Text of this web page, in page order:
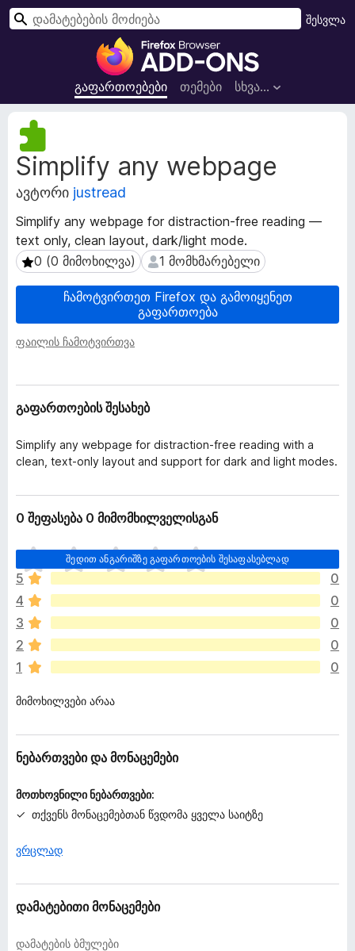
F
r
e
x
-
რ
ა
უ
ზ
ე
რ
ა
ტ
ე
ბ
გაფართოებები თემები სხვა…
შესვლა
ძ
Simplify any webpage
ავტორი justread
Simplify any webpage for distraction-free reading —
text only, clean layout, dark/light mode.
0 (0 მიმოხილვა)
0 (0 მიმოხილვა) 1 მომხმარებელი
1 მომხმარებელი
ჩამოტვირთეთ Firefox და გამოიყენეთ
გაფართოება
ფაილის ჩამოტვირთვა
გ
ა
ფ
ა
რ
ო
ე
ბ
ო
ნ
მ
ბ
ი
გაფართოების შესახებ
Simplify any webpage for distraction-free reading with a
clean, text-only layout and support for dark and light modes.
0 შეფასება 0 მიმომხილველისგან
შედით ანგარიშზე გაფართოების შესაფასებლად
ჯ
ე
რ
ა
რ
შ
ე
ფ
ს
ბ
უ
ა
5
0
4
0
3
0
2
0
1
0
მიმოხილვები არაა
ნებართვები და მონაცემები
მოთხოვნილი ნებართვები:
თქვენს მონაცემებთან წვდომა ყველა საიტზე
ვრცლად
დამატებითი მონაცემები
დამატების ბმულები